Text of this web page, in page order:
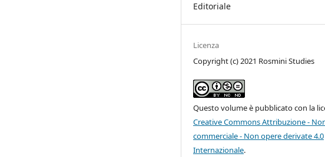
Editoriale
Licenza
Copyright (c) 2021 Rosmini Studies
Questo volume è pubblicato con la
Creative Commons Attribuzione -
commerciale - Non opere derivate 4.0
Internazionale.